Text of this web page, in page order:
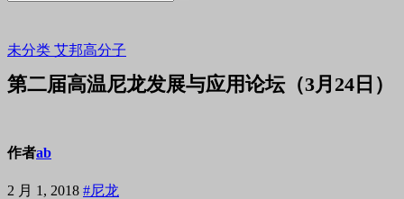
未分类 艾邦高分子
第二届高温尼龙发展与应用论坛（3月24日）
作者ab
2 月 1, 2018 #尼龙